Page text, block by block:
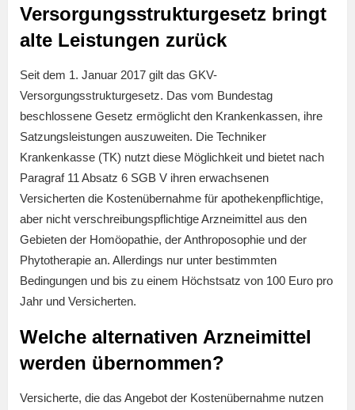
Versorgungsstrukturgesetz bringt
alte Leistungen zurück
Seit dem 1. Januar 2017 gilt das GKV-
Versorgungsstrukturgesetz. Das vom Bundestag
beschlossene Gesetz ermöglicht den Krankenkassen, ihre
Satzungsleistungen auszuweiten. Die Techniker
Krankenkasse (TK) nutzt diese Möglichkeit und bietet nach
Paragraf 11 Absatz 6 SGB V ihren erwachsenen
Versicherten die Kostenübernahme für apothekenpflichtige,
aber nicht verschreibungspflichtige Arzneimittel aus den
Gebieten der Homöopathie, der Anthroposophie und der
Phytotherapie an. Allerdings nur unter bestimmten
Bedingungen und bis zu einem Höchstsatz von 100 Euro pro
Jahr und Versicherten.
Welche alternativen Arzneimittel
werden übernommen?
Versicherte, die das Angebot der Kostenübernahme nutzen